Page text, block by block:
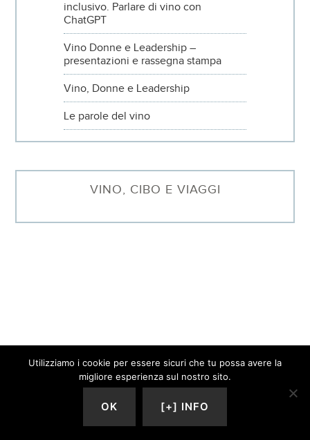
inclusivo. Parlare di vino con
ChatGPT
Vino Donne e Leadership –
presentazioni e rassegna stampa
Vino, Donne e Leadership
Le parole del vino
VINO, CIBO E VIAGGI
Utilizziamo i cookie per essere sicuri che tu possa avere la
migliore esperienza sul nostro sito.
OK [+] INFO